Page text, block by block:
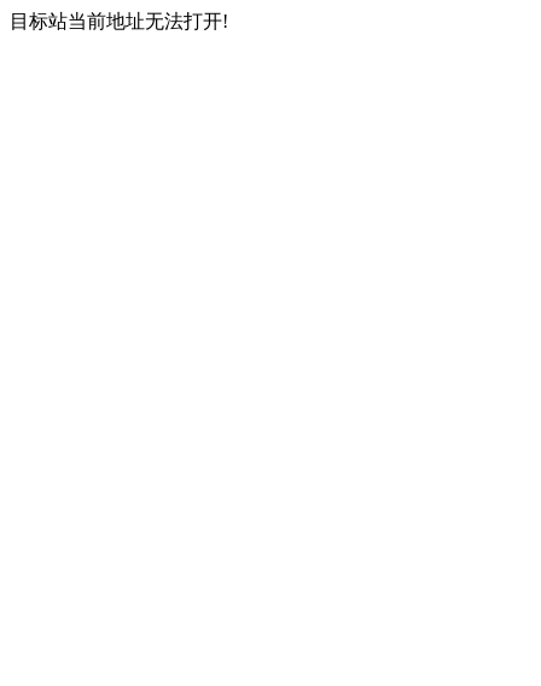
目标站当前地址无法打开!